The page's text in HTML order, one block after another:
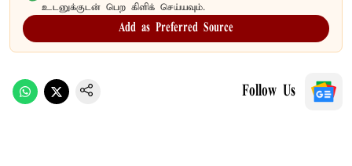
உடனுக்குடன் பெற கிளிக் செய்யவும்.
Add as Preferred Source
Follow Us